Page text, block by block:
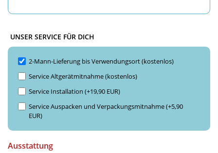
UNSER SERVICE FÜR DICH
2-Mann-Lieferung bis Verwendungsort (kostenlos)
Service Altgerätmitnahme (kostenlos)
Service Installation (+19,90 EUR)
Service Auspacken und Verpackungsmitnahme (+5,90
EUR)
Ausstattung